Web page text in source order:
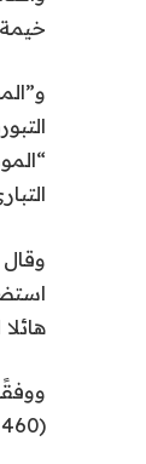
(460 مليون يورو).